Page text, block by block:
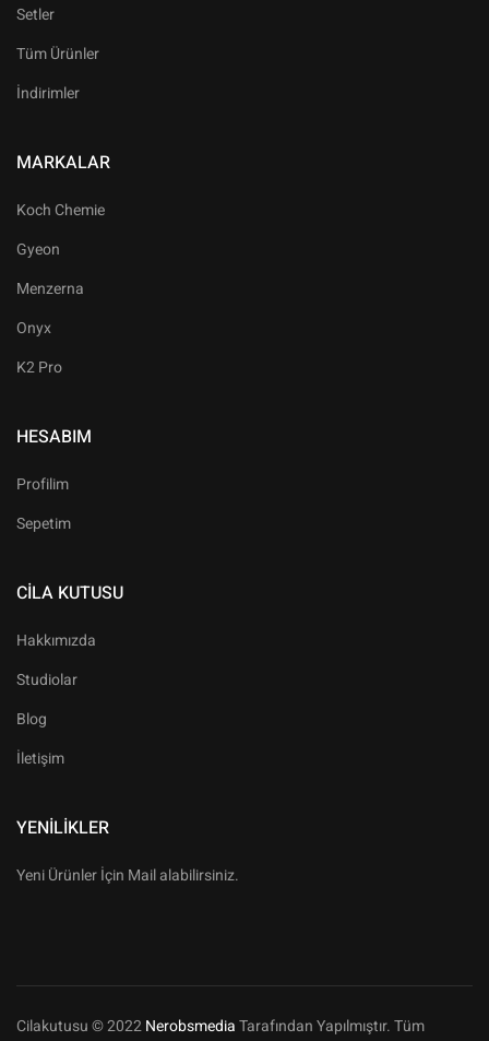
Setler
Tüm Ürünler
İndirimler
MARKALAR
Koch Chemie
Gyeon
Menzerna
Onyx
K2 Pro
HESABIM
Profilim
Sepetim
CILA KUTUSU
Hakkımızda
Studiolar
Blog
İletişim
YENILIKLER
Yeni Ürünler İçin Mail alabilirsiniz.
Cilakutusu © 2022NerobsmediaTarafından Yapılmıştır. Tüm